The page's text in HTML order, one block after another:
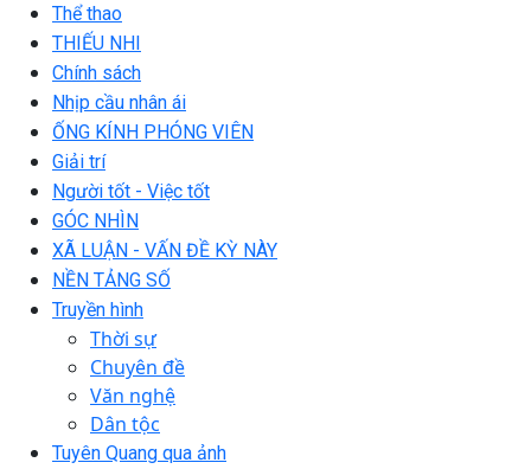
Thể thao
THIẾU NHI
Chính sách
Nhịp cầu nhân ái
ỐNG KÍNH PHÓNG VIÊN
Giải trí
Người tốt - Việc tốt
GÓC NHÌN
XÃ LUẬN - VẤN ĐỀ KỲ NÀY
NỀN TẢNG SỐ
Truyền hình
Thời sự
Chuyên đề
Văn nghệ
Dân tộc
Tuyên Quang qua ảnh